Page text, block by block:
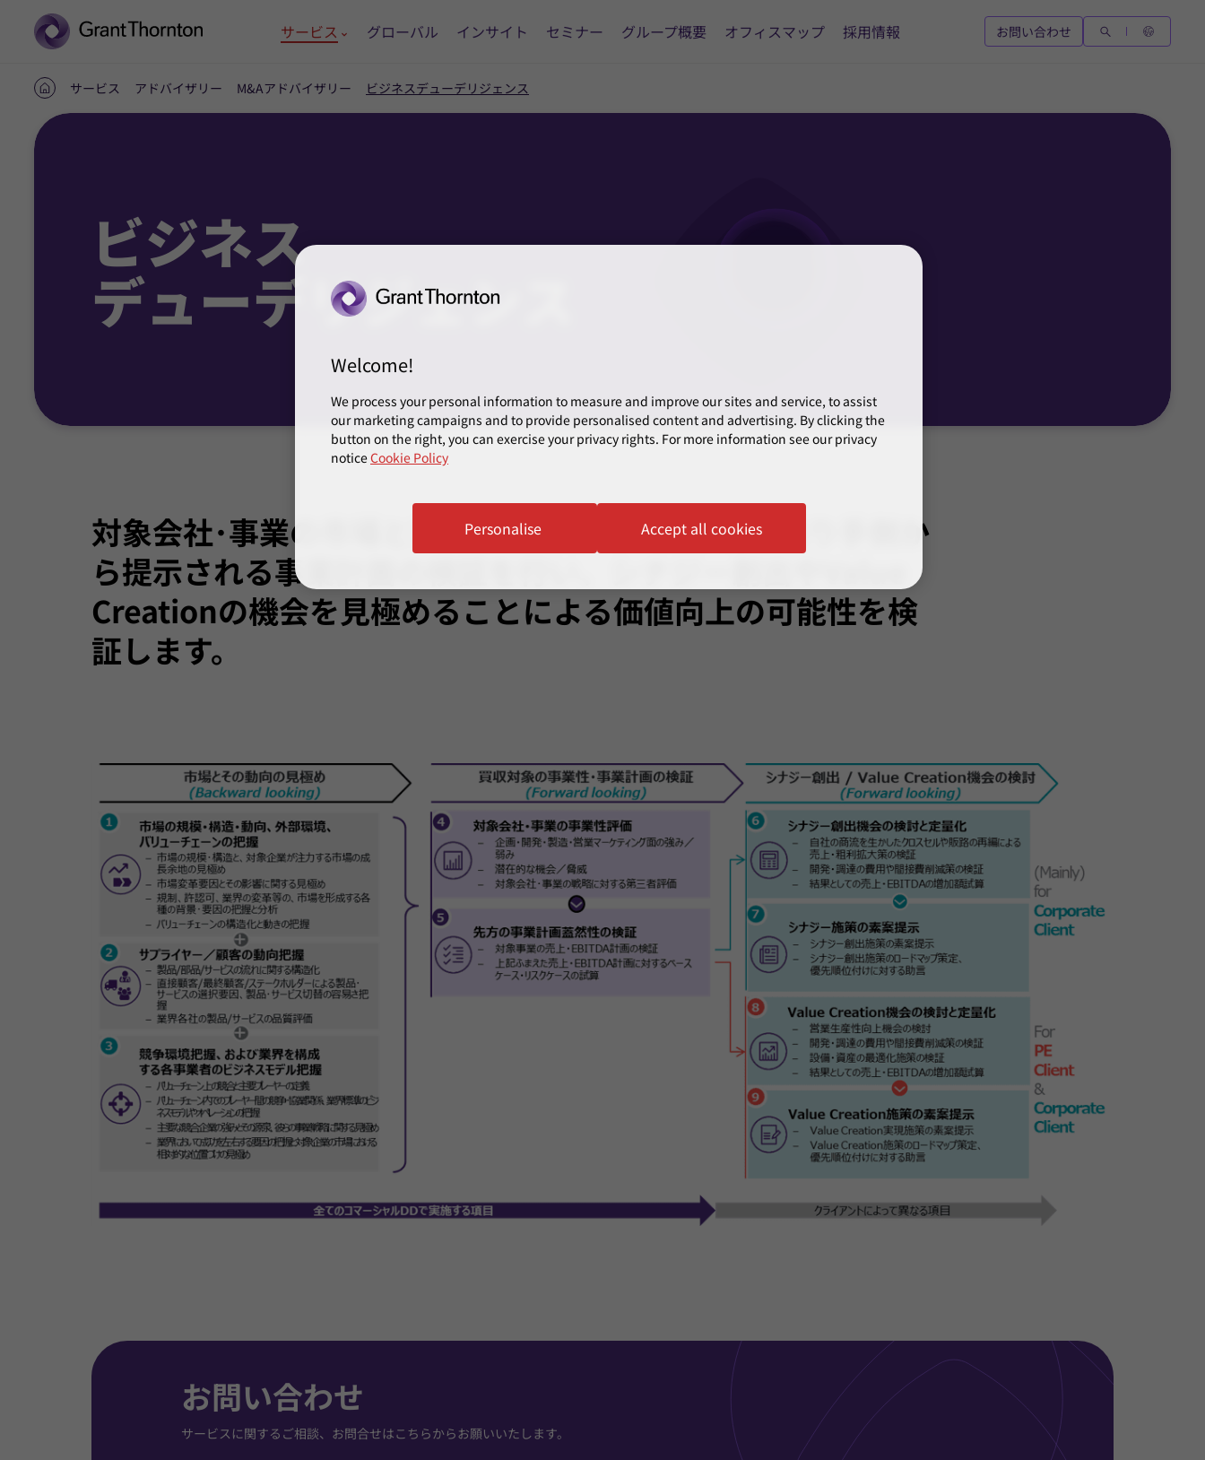
サービス グローバル インサイト セミナー グループ概要 オフィスマップ 採用情報 お問い合わせ
ホ
ー
サービス アドバイザリー M&Aアドバイザリー ビジネスデューデリジェンス
ビジネス
デューデリジェンス
対象会社･事業の市場と競争力を見極め、事業性と売り手側か
ら提示される事業計画の検証を行い、シナジー創出やValue
Creationの機会を見極めることによる価値向上の可能性を検
証します。
お問い合わせ
サービスに関するご相談、お問合せはこちらからお願いいたします。
Welcome!
We process your personal information to measure and improve our sites and service, to assist
our marketing campaigns and to provide personalised content and advertising. By clicking the
button on the right, you can exercise your privacy rights. For more information see our privacy
noticeCookie Policy
Accept all cookies
Personalise